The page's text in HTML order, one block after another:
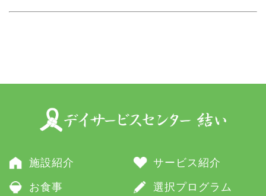
施設紹介 サービス紹介
お食事 選択プログラム